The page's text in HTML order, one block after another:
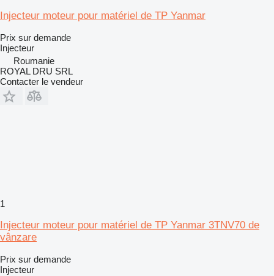
Injecteur moteur pour matériel de TP Yanmar
Prix sur demande
Injecteur
Roumanie
ROYAL DRU SRL
Contacter le vendeur
1
Injecteur moteur pour matériel de TP Yanmar 3TNV70 de
vânzare
Prix sur demande
Injecteur